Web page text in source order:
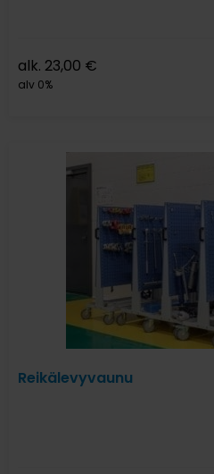
alk. 23,00 €
alv 0%
Reikälevyvaunu